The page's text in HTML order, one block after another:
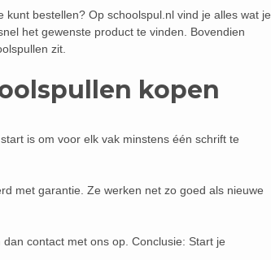
bestellen? Op schoolspul.nl vind je alles wat je
het gewenste product te vinden. Bovendien
zit.
kopen
is om voor elk vak minstens één schrift te
met garantie. Ze werken net zo goed als nieuwe
contact met ons op. Conclusie: Start je